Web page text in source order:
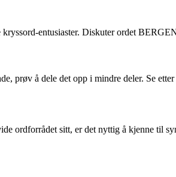
entusiaster. Diskuter ordet
prøv å dele det opp i mindre deler. Se
ordforrådet sitt, er det nyttig å kjenne til